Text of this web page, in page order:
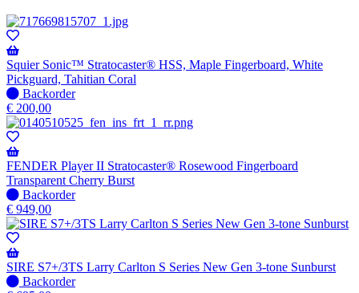
Squier Sonic™ Stratocaster® HSS, Maple Fingerboard, White
Pickguard, Tahitian Coral
Niet
op
voorraad
-
Wordt
verzonden
wanneer
beschikbaar
Backorder
€ 200,00
FENDER Player II Stratocaster® Rosewood Fingerboard
Transparent Cherry Burst
Niet
op
voorraad
-
Wordt
verzonden
wanneer
Backorder
€ 949,00
SIRE S7+/3TS Larry Carlton S Series New Gen 3-tone Sunburst
Niet
Backorder